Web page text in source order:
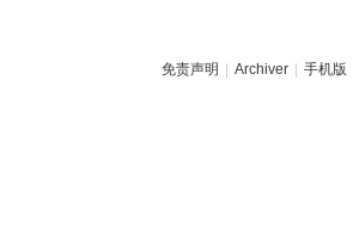
免责声明 Archiver 手机版